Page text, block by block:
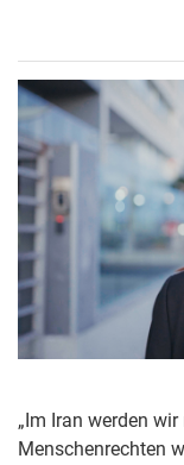
„Im Iran werden
Menschenrechten